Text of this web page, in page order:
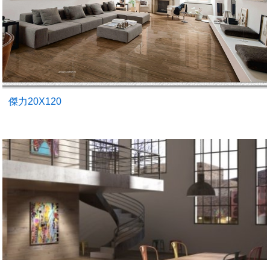
傑力20X120